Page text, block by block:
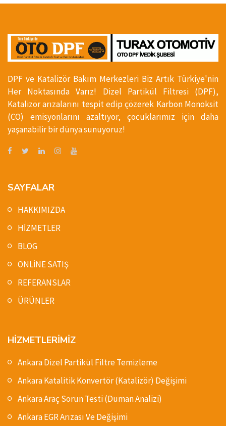
DPF ve Katalizör Bakım Merkezleri Biz Artık Türkiye'nin
Her Noktasında Varız! Dizel Partikül Filtresi (DPF),
Katalizör arızalarını tespit edip çözerek Karbon Monoksit
(CO) emisyonlarını azaltıyor, çocuklarımız için daha
yaşanabilir bir dünya sunuyoruz!
SAYFALAR
HAKKIMIZDA
HİZMETLER
BLOG
ONLİNE SATIŞ
REFERANSLAR
ÜRÜNLER
HİZMETLERİMİZ
Ankara Dizel Partikül Filtre Temizleme
Ankara Katalitik Konvertör (Katalizör) Değişimi
Ankara Araç Sorun Testi (Duman Analizi)
Ankara EGR Arızası Ve Değişimi